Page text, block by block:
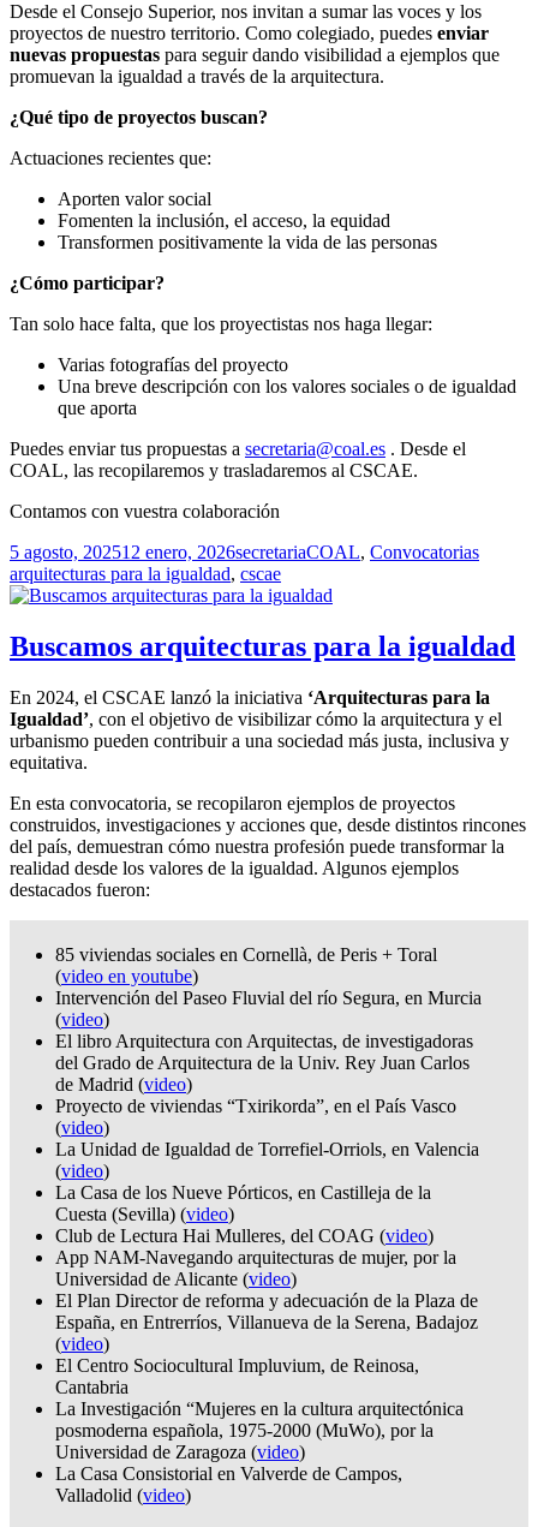
Desde el Consejo Superior, nos invitan a sumar las voces y los
proyectos de nuestro territorio. Como colegiado, puedes enviar
nuevas propuestas para seguir dando visibilidad a ejemplos que
promuevan la igualdad a través de la arquitectura.
¿Qué tipo de proyectos buscan?
Actuaciones recientes que:
Aporten valor social
Fomenten la inclusión, el acceso, la equidad
Transformen positivamente la vida de las personas
¿Cómo participar?
Tan solo hace falta, que los proyectistas nos haga llegar:
Varias fotografías del proyecto
Una breve descripción con los valores sociales o de igualdad
que aporta
Puedes enviar tus propuestas a secretaria@coal.es . Desde el
COAL, las recopilaremos y trasladaremos al CSCAE.
Contamos con vuestra colaboración
Publicado
el
5 agosto, 202512 enero, 2026Autor
secretariaCategorías
COAL, Convocatorias
arquitecturas para la igualdad, cscae
Buscamos arquitecturas para la igualdad
En 2024, el CSCAE lanzó la iniciativa ‘Arquitecturas para la
Igualdad’, con el objetivo de visibilizar cómo la arquitectura y el
urbanismo pueden contribuir a una sociedad más justa, inclusiva y
equitativa.
En esta convocatoria, se recopilaron ejemplos de proyectos
construidos, investigaciones y acciones que, desde distintos rincones
del país, demuestran cómo nuestra profesión puede transformar la
realidad desde los valores de la igualdad. Algunos ejemplos
destacados fueron:
85 viviendas sociales en Cornellà, de Peris + Toral
(video en youtube)
Intervención del Paseo Fluvial del río Segura, en Murcia
(video)
El libro Arquitectura con Arquitectas, de investigadoras
del Grado de Arquitectura de la Univ. Rey Juan Carlos
de Madrid (video)
Proyecto de viviendas “Txirikorda”, en el País Vasco
(video)
La Unidad de Igualdad de Torrefiel-Orriols, en Valencia
(video)
La Casa de los Nueve Pórticos, en Castilleja de la
Cuesta (Sevilla) (video)
Club de Lectura Hai Mulleres, del COAG (video)
App NAM-Navegando arquitecturas de mujer, por la
Universidad de Alicante (video)
El Plan Director de reforma y adecuación de la Plaza de
España, en Entrerríos, Villanueva de la Serena, Badajoz
(video)
El Centro Sociocultural Impluvium, de Reinosa,
Cantabria
La Investigación “Mujeres en la cultura arquitectónica
posmoderna española, 1975-2000 (MuWo), por la
Universidad de Zaragoza (video)
La Casa Consistorial en Valverde de Campos,
Valladolid (video)